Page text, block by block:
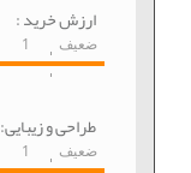
ارزش خرید :
ضعیف 1
طراحی و زیبایی:
ضعیف 1